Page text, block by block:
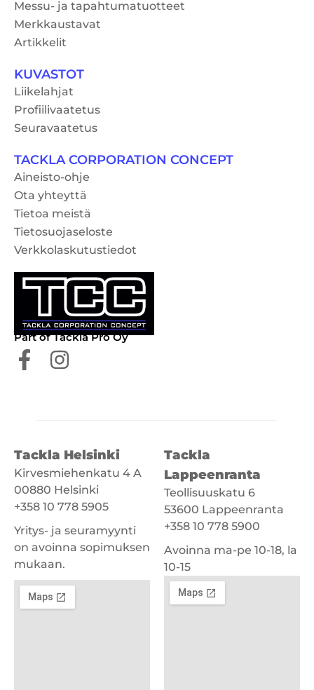
Messu- ja tapahtumatuotteet
Merkkaustavat
Artikkelit
KUVASTOT
Liikelahjat
Profiilivaatetus
Seuravaatetus
TACKLA CORPORATION CONCEPT
Aineisto-ohje
Ota yhteyttä
Tietoa meistä
Tietosuojaseloste
Verkkolaskutustiedot
Part of Tackla Pro Oy
Tackla Helsinki
Kirvesmiehenkatu 4 A
00880 Helsinki
+358 10 778 5905
Yritys- ja seuramyynti
on avoinna sopimuksen
mukaan.
Tackla
Lappeenranta
Teollisuuskatu 6
53600 Lappeenranta
+358 10 778 5900
Avoinna ma-pe 10-18, la
10-15